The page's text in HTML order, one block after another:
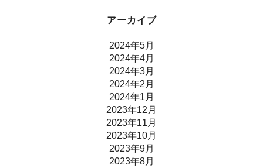
アーカイブ
2024年5月
2024年4月
2024年3月
2024年2月
2024年1月
2023年12月
2023年11月
2023年10月
2023年9月
2023年8月